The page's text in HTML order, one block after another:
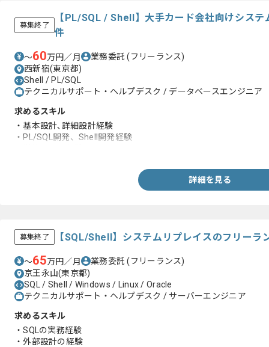
・Shellスクリプトの作成経験
募集終了
【PL/SQL / Shell】大手カード会社向けシステ
件
〜60万円／月 業務委託(フリーランス)
西新宿(東京都)
Shell / PL/SQL
テクニカルサポート・ヘルプデスク / データベースエンジニア
求めるスキル
・基本設計､詳細設計経験
・PL/SQL開発、Shell開発経験
詳細を見る
募集終了 【SQL/Shell】システムリプレイスのフリーラ
〜65万円／月 業務委託(フリーランス)
京王永山(東京都)
SQL / Shell / Windows / Linux / Oracle
テクニカルサポート・ヘルプデスク / サーバーエンジニア
求めるスキル
・SQLの実務経験
・外部設計の経験